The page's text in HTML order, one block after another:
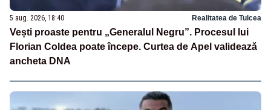
5 aug. 2026, 18:40 Realitatea de Tulcea
Vești proaste pentru „Generalul Negru”. Procesul lui
Florian Coldea poate începe. Curtea de Apel validează
ancheta DNA